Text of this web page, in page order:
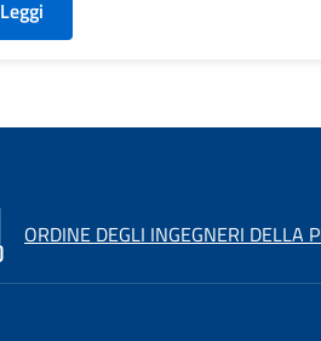
Leggi
ORDINE DEGLI INGEGNERI DELLA